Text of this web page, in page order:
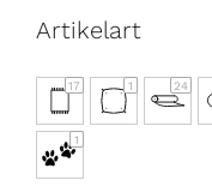
Artikelart
17 1 24
1